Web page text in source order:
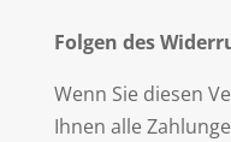
Folgen des
Wenn Sie diesen
Ihnen alle